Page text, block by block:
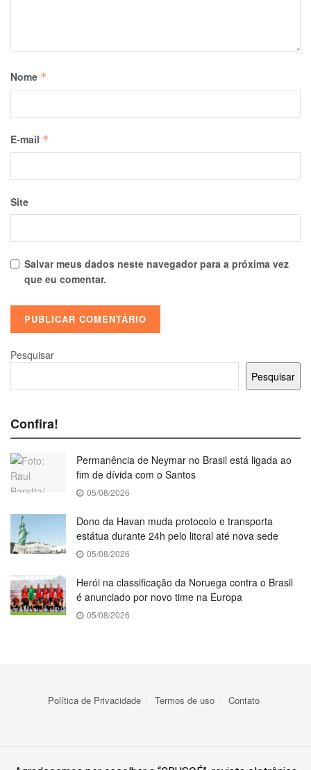
Nome *
E-mail *
Site
Salvar meus dados neste navegador para a próxima vez
que eu comentar.
Pesquisar
Pesquisar
Confira!
Permanência de Neymar no Brasil está ligada ao
fim de dívida com o Santos
05/08/2026
Dono da Havan muda protocolo e transporta
estátua durante 24h pelo litoral até nova sede
05/08/2026
Herói na classificação da Noruega contra o Brasil
é anunciado por novo time na Europa
05/08/2026
Política de Privacidade Termos de uso Contato